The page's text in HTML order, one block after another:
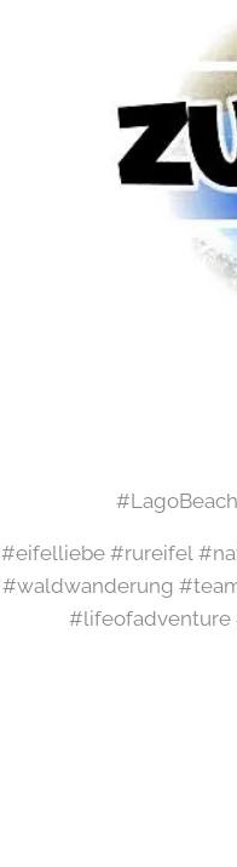
#eifelliebe #rureifel
#waldwanderung